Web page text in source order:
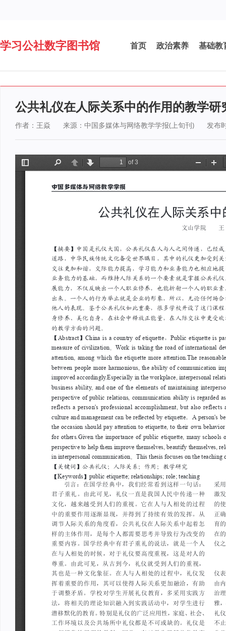
学习公社数字图书馆 首页 政治素养 基础教
公共礼仪在人际关系中的作用的教学研
作者：王焱 来源：中国多媒体与网络教学学报(上旬刊) 发布